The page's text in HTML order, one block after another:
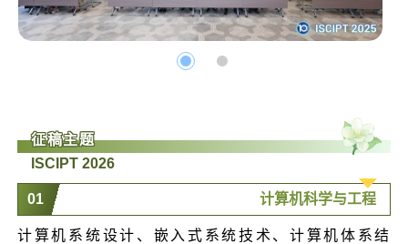
征稿主题
ISCIPT 2026
01 计算机科学与工程
计算机系统设计、嵌入式系统技术、计算机体系结